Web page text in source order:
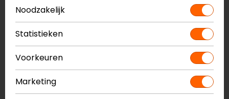
Schoonmaken:
Gebruik lauwwarm water en
een microvezeldoek om vuil- en insectenresten
voorzichtig te verwijderen. Vermijd agressieve
schoonmaakmiddelen, omdat deze de coating
kunnen aantasten. Ook kun je gebruikmaken van
onzeHelmet Sanitizerom jouw vizier en helm
binnen enkele minuten schoon te krijgen!
Noodzakelijk
Statistieken
Voorkeuren
Marketing